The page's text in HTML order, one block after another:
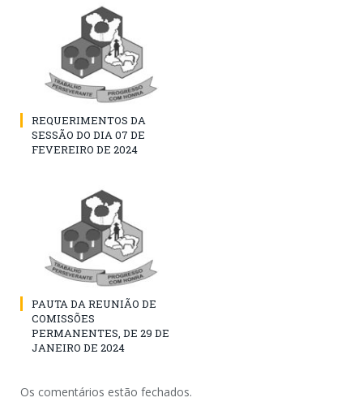
REQUERIMENTOS DA
SESSÃO DO DIA 07 DE
FEVEREIRO DE 2024
PAUTA DA REUNIÃO DE
COMISSÕES
PERMANENTES, DE 29 DE
JANEIRO DE 2024
Os comentários estão fechados.